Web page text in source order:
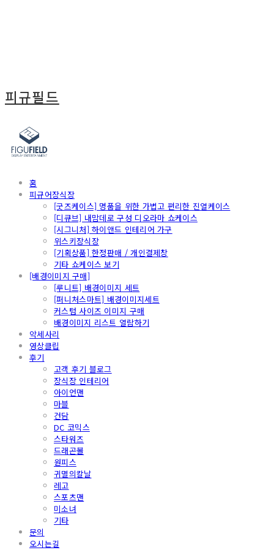
피규필드
홈
피규어장식장
[굿즈케이스] 명품을 위한 가볍고 편리한 진열케이스
[디큐브] 내맘데로 구성 디오라마 쇼케이스
[시그니처] 하이앤드 인테리어 가구
위스키장식장
[기획상품] 한정판매 / 개인결제창
기타 쇼케이스 보기
[배경이미지 구매]
[루니트] 배경이미지 세트
[퍼니처스마트] 배경이미지세트
커스텀 사이즈 이미지 구매
배경이미지 리스트 열람하기
악세사리
영상클립
후기
고객 후기 블로그
장식장 인테리어
아이언맨
마블
건담
DC 코믹스
스타워즈
드래곤볼
원피스
귀멸의칼날
레고
스포츠맨
미소녀
기타
문의
오시는길